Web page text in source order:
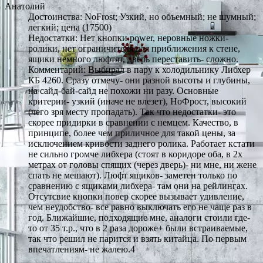
Анатолий
Достоинства: NoFrost; Узкий, но объемный; не шумный;
легкий; цена (17500)
Недостатки: Нет кнопки power, неровные ножки-
ролики, нет ограничителя для приближения к стене,
ящики немного люфтят, дверь переставить- сложно.
Комментарий: Выбирал в пару к холодильнику Либхер
КБ 4260. Сразу отмечу- они разной высоты и глубины,
на сайд-бай-сайд не похожи ни разу. Основные
критерии- узкий (иначе не влезет), НоФрост, высокий
(чего зря месту пропадать). Так что недостатки- это
скорее придирки в сравнении с немцем. Качество, в
принципе, более чем приличное для такой цены, за
исключением кривости заднего ролика. Работает кстати
не сильно громче либхера (стоят в коридоре оба, в 2х
метрах от головы спящих (через дверь)- ни мне, ни жене
спать не мешают). Люфт ящиков- заметен только по
сравнению с ящиками либхера- там они на рейлингах.
Отсутсвие кнопки повер скорее вызывает удивление,
чем неудобство- все равно выключать его не чаще раз в
год. Ближайшие, подходящие мне, аналоги стоили где-
то от 35 т.р., что в 2 раза дороже+ были встраиваемые,
так что решил не парится и взять китайца. По первым
впечатлениям- не жалею.4